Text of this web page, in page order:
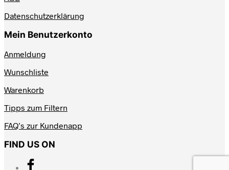
Datenschutzerklärung
Mein Benutzerkonto
Anmeldung
Wunschliste
Warenkorb
Tipps zum Filtern
FAQ’s zur Kundenapp
FIND US ON